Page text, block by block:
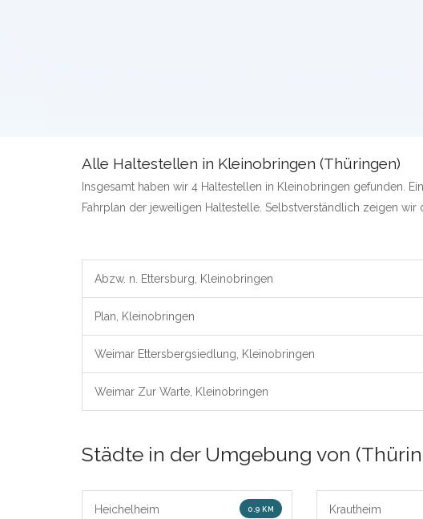
Alle Haltestellen in Kleinobringen (Thüringen)
Insgesamt haben wir 4 Haltestellen in Kleinobringen gefunden.
Fahrplan der jeweiligen Haltestelle. Selbstverständlich zeigen wir
Abzw. n. Ettersburg, Kleinobringen
Plan, Kleinobringen
Weimar Ettersbergsiedlung, Kleinobringen
Weimar Zur Warte, Kleinobringen
Städte in der Umgebung von
Heichelheim 0.9 KM Krautheim